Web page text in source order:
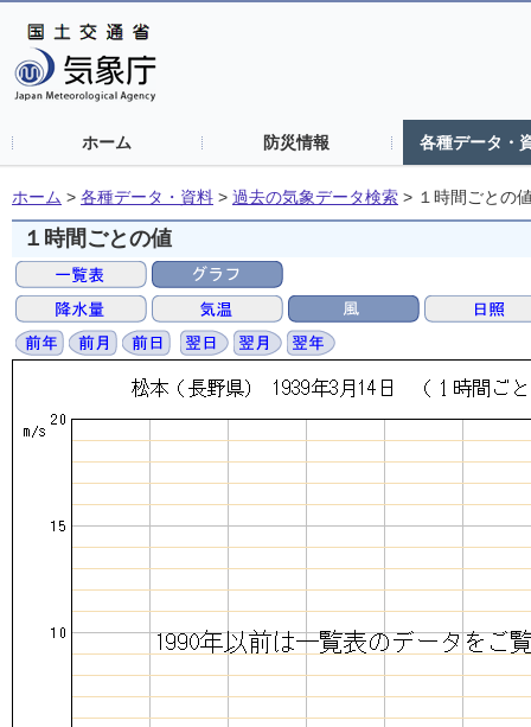
ホーム 防災情報 各種データ・
ホーム > 各種データ・資料 > 過去の気象データ検索 > １時間ごとの
１時間ごとの値